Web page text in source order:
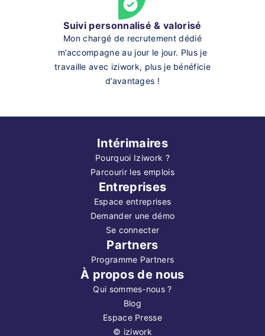
Suivi personnalisé & valorisé
Mon chargé de recrutement dédié
m’accompagne au jour le jour. Plus je
travaille avec iziwork, plus je bénéficie
d’avantages !
Intérimaires
Pourquoi Iziwork ?
Parcourir les emplois
Entreprises
Espace entreprises
Demander une démo
Se connecter
Partners
Programme Partners
À propos de nous
Qui sommes-nous ?
Blog
Espace Presse
© iziwork